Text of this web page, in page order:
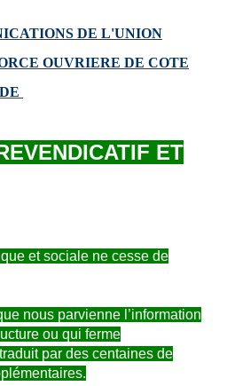
DE L'UNION
OUVRIERE DE COTE
ET
et sociale ne cesse de
nous parvienne l’information
ou qui ferme
par des centaines de